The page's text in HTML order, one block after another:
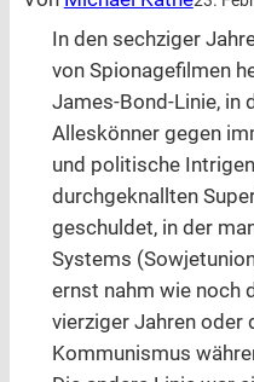
In den sechziger
von Spionagefilmen
James-Bond-Linie, in
Alleskönner gegen
und politische
durchgeknallten
geschuldet, in der
Systems
ernst nahm wie noch
vierziger Jahren oder
Kommunismus